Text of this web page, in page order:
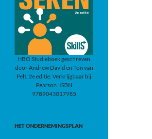
HBO Studieboek geschreven
door Andrew David en Ton van
Pelt. 2e editie. Verkrijgbaar bij
Pearson. ISBN
9789043017985
HET ONDERNEMINGSPLAN